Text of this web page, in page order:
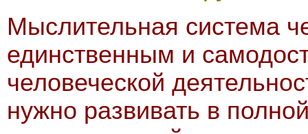
Мыслительная система
единственным и
человеческой
нужно развивать в